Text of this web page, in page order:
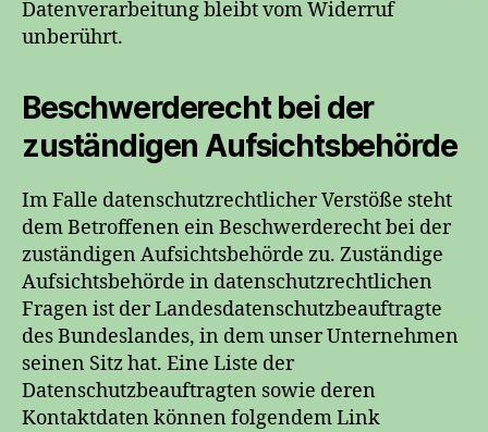
Datenverarbeitung bleibt vom Widerruf
unberührt.
Beschwerderecht bei der
zuständigen Aufsichtsbehörde
Im Falle datenschutzrechtlicher Verstöße steht
dem Betroffenen ein Beschwerderecht bei der
zuständigen Aufsichtsbehörde zu. Zuständige
Aufsichtsbehörde in datenschutzrechtlichen
Fragen ist der Landesdatenschutzbeauftragte
des Bundeslandes, in dem unser Unternehmen
seinen Sitz hat. Eine Liste der
Datenschutzbeauftragten sowie deren
Kontaktdaten können folgendem Link